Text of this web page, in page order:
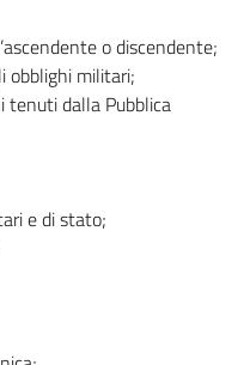
o discendente;
obblighi militari;
tenuti dalla Pubblica
e di stato;